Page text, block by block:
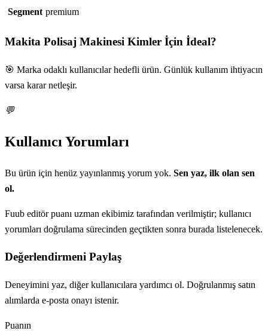
Segment premium
Makita Polisaj Makinesi Kimler İçin İdeal?
🎯 Marka odaklı kullanıcılar hedefli ürün. Günlük kullanım ihtiyacın
varsa karar netleşir.
💬
Kullanıcı Yorumları
Bu ürün için henüz yayınlanmış yorum yok. Sen yaz, ilk olan sen
ol.
Fuub editör puanı uzman ekibimiz tarafından verilmiştir; kullanıcı
yorumları doğrulama sürecinden geçtikten sonra burada listelenecek.
Değerlendirmeni Paylaş
Deneyimini yaz, diğer kullanıcılara yardımcı ol. Doğrulanmış satın
alımlarda e-posta onayı istenir.
Puanın